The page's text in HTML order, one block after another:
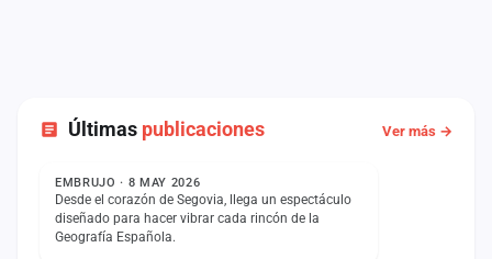
Últimas publicaciones Ver más →
ESTADO
EMBRUJO · 8 MAY 2026
Desde el corazón de Segovia, llega un espectáculo
diseñado para hacer vibrar cada rincón de la
Geografía Española.